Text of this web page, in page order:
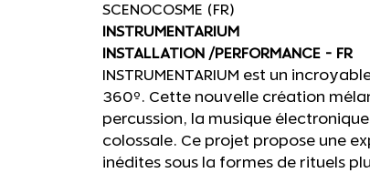
SCENOCOSME (FR)
INSTRUMENTARIUM
INSTALLATION /PERFORMANCE - FR
INSTRUMENTARIUM est un
360º. Cette nouvelle création
percussion, la musique
colossale. Ce projet propose une
inédites sous la formes de rituels